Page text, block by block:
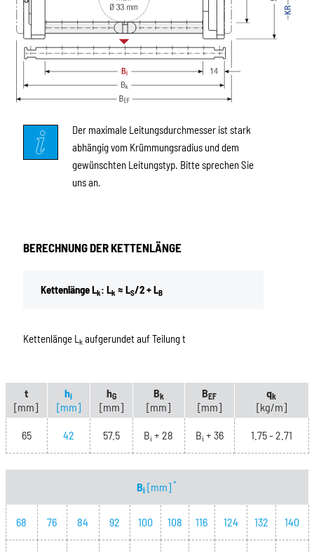
Der maximale Leitungsdurchmesser ist stark
abhängig vom Krümmungsradius und dem
gewünschten Leitungstyp. Bitte sprechen Sie
uns an.
BERECHNUNG DER KETTENLÄNGE
Kettenlänge Lk: Lk ≈ LS/2 + LB
Kettenlänge L kaufgerundet auf Teilung t
t
[mm]
hi
[mm]
hG
[mm]
Bk
[mm]
BEF
[mm]
qk
[kg/m]
65 42 57.5 Bi + 28 Bi + 36 1.75 - 2.71
Bi [mm] *
68 76 84 92 100 108 116 124 132 140